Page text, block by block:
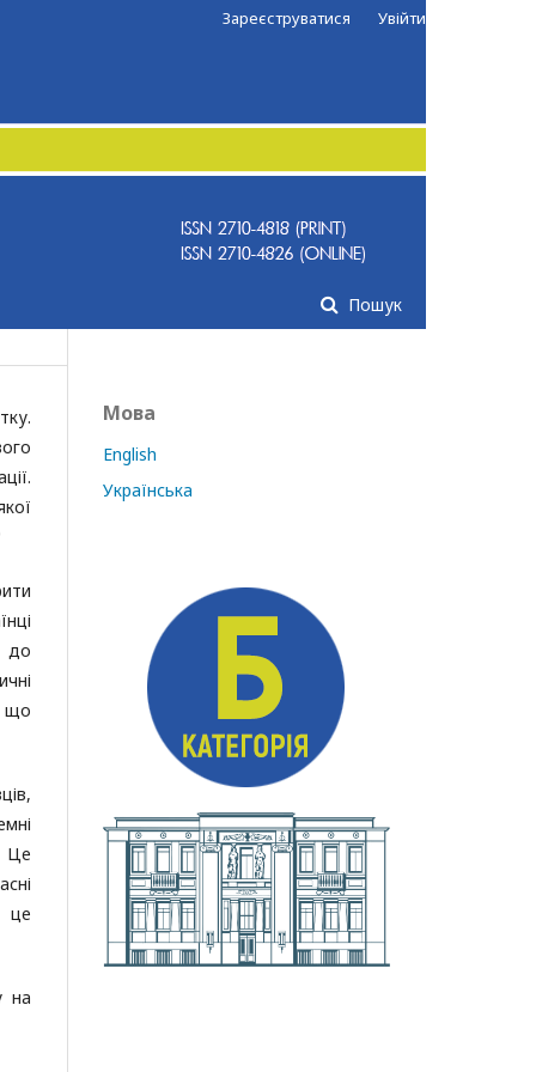
Пошук
Зареєструватися Увійти
до
що
Це
це
на
Мова
English
Українська